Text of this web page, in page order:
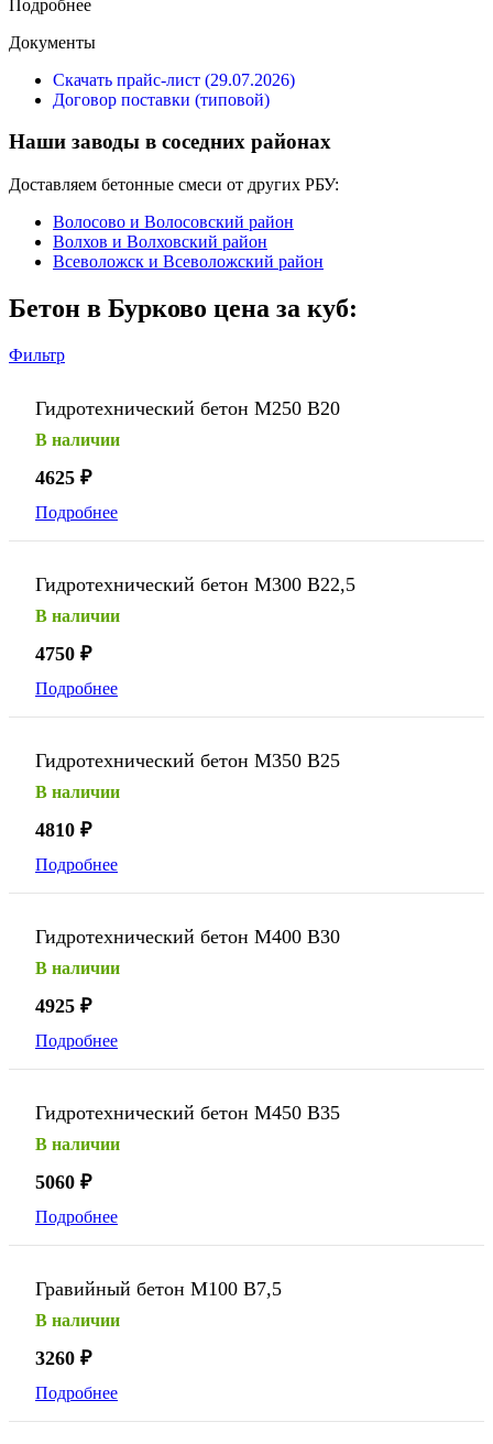
Подробнее
Документы
Скачать прайс-лист (29.07.2026)
Договор поставки (типовой)
Наши заводы в соседних районах
Доставляем бетонные смеси от других РБУ:
Волосово и Волосовский район
Волхов и Волховский район
Всеволожск и Всеволожский район
Бетон в Бурково цена за куб:
Фильтр
Гидротехнический бетон М250 В20
В наличии
4625 ₽
Подробнее
Гидротехнический бетон М300 В22,5
В наличии
4750 ₽
Подробнее
Гидротехнический бетон М350 В25
В наличии
4810 ₽
Подробнее
Гидротехнический бетон М400 В30
В наличии
4925 ₽
Подробнее
Гидротехнический бетон М450 В35
В наличии
5060 ₽
Подробнее
Гравийный бетон М100 В7,5
В наличии
3260 ₽
Подробнее